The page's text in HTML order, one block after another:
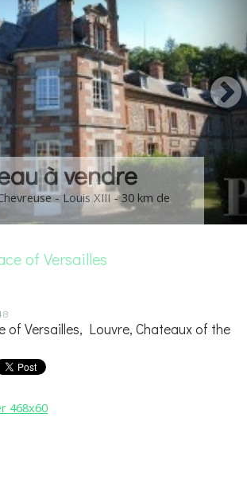
à vendre
- Louis XIII - 30 km de
of Versailles
of Versailles, Louvre, Chateaux of the